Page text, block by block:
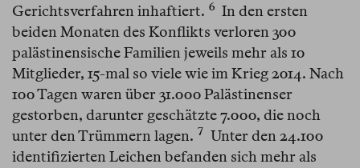
Gerichtsverfahren inhaftiert.⁠ 6 In den ersten
beiden Monaten des Konflikts verloren 300
palästinensische Familien jeweils mehr als 10
Mitglieder, 15-mal so viele wie im Krieg 2014. Nach
100 Tagen waren über 31.000 Palästinenser
gestorben, darunter geschätzte 7.000, die noch
unter den Trümmern lagen.⁠ 7 Unter den 24.100
identifizierten Leichen befanden sich mehr als